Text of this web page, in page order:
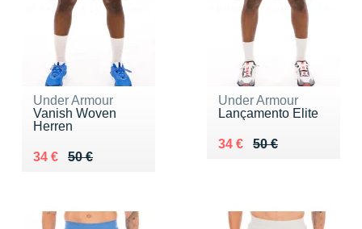
Under Armour
Vanish Woven
Herren
50 €
Au lieu de 50 €
34 €
Vendu 34 €
Under Armour
Lançamento Elite
50 €
Au lieu de 50 €
34 €
Vendu 34 €